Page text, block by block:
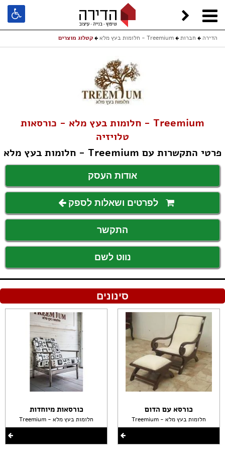
הדירה חברות Treemium - חלומות בעץ מלא קטלוג מוצרים
Treemium - חלומות בעץ מלא - כורסאות
טלויזיה
פרטי התקשרות עם Treemium - חלומות בעץ מלא
אודות העסק
לפרטים ושאלות לספק
התקשר
נווט לשם
סינונים
כורסא עם הדום
Treemium - חלומות בעץ מלא
כורסאות מיוחדות
Treemium - חלומות בעץ מלא